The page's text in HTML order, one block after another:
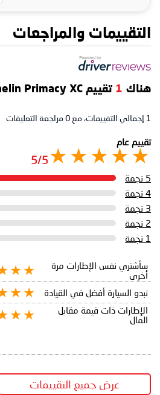
التقييمات والمراجعات
هناك 1 تقييم Michelin Primacy XC
1 إجمالي التقييمات، مع0 مراجعة التعليقات
تقييم عام
5/5
5 نجمة
4 نجمة
3 نجمة
2 نجمة
1 نجمة
سأشتري نفس الإطارات مرة
أخرى
تبدو السيارة أفضل في القيادة
الإطارات ذات قيمة مقابل
المال
عرض جميع التقييمات